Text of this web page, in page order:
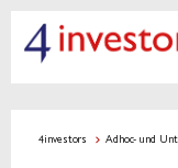
4investors Adhoc- und